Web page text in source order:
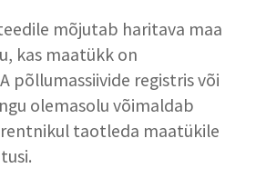
mõjutab haritava maa
kas maatükk on
põllumassiivide registris või
olemasolu võimaldab
taotleda maatükile